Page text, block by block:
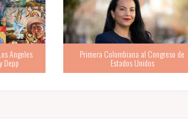
de La gran división demócrata: moderados vs.
progresistas extremistas